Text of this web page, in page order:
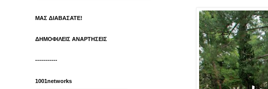
ΜΑΣ ΔΙΑΒΑΣΑΤΕ!
ΔΗΜΟΦΙΛΕΙΣ ΑΝΑΡΤΗΣΕΙΣ
-----------
1001networks